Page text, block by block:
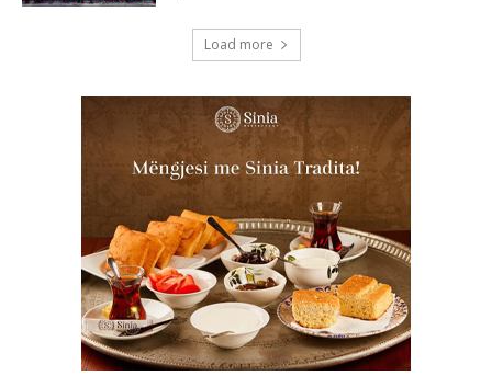
Load more